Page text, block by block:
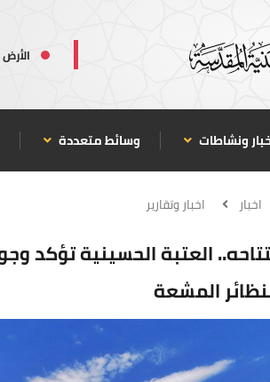
ونشاطات وسائط متعددة
اخبار اخبار وتقارير
العتبة الحسينية تؤكد
المشعة